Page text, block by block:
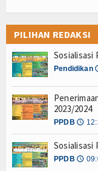
PILIHAN REDAKSI
Sosialisasi
Pendidikan
2023/2024
PPDB 🕔
Sosialisasi
PPDB 🕔